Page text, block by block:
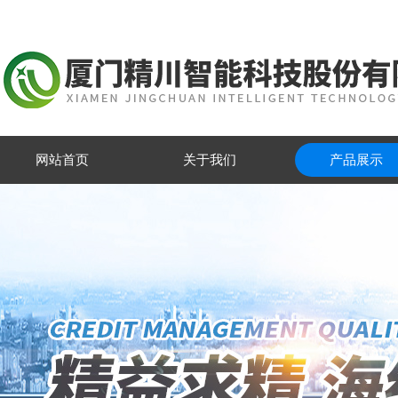
网站首页 关于我们 产品展示